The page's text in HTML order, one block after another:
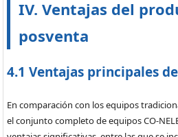
IV. Ventajas del
posventa
4.1 Ventajas principales
En comparación con los equipos
el conjunto completo de equipos CO-